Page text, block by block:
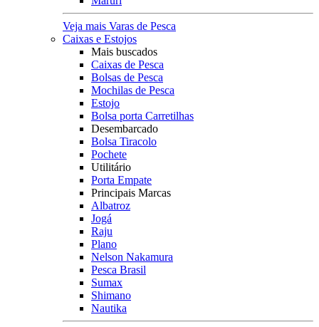
Veja mais Varas de Pesca
Caixas e Estojos
Mais buscados
Caixas de Pesca
Bolsas de Pesca
Mochilas de Pesca
Estojo
Bolsa porta Carretilhas
Desembarcado
Bolsa Tiracolo
Pochete
Utilitário
Porta Empate
Principais Marcas
Albatroz
Jogá
Raju
Plano
Nelson Nakamura
Pesca Brasil
Sumax
Shimano
Nautika